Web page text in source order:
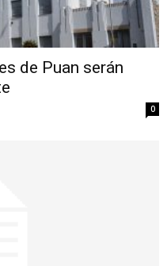
de Puan serán
0